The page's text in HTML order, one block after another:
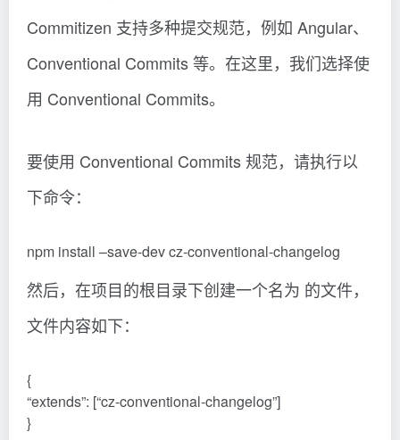
Commitizen 支持多种提交规范，例如 Angular、
Conventional Commits 等。在这里，我们选择使
用 Conventional Commits。
要使用 Conventional Commits 规范，请执行以
下命令：
npm install –save-dev cz-conventional-changelog
然后，在项目的根目录下创建一个名为 的文件，
文件内容如下：
{
“extends”: [“cz-conventional-changelog”]
}